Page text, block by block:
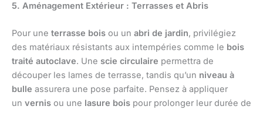
5. Aménagement Extérieur : Terrasses et Abris
Pour une terrasse bois ou un abri de jardin, privilégiez
des matériaux résistants aux intempéries comme le bois
traité autoclave. Une scie circulaire permettra de
découper les lames de terrasse, tandis qu’un niveau à
bulle assurera une pose parfaite. Pensez à appliquer
un vernis ou une lasure bois pour prolonger leur durée de